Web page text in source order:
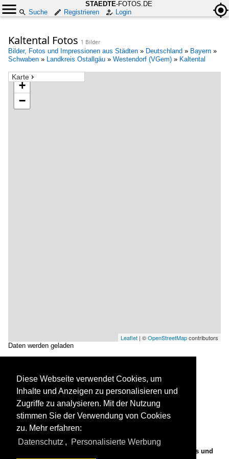
STAEDTE-FOTOS.DE
Suche
Registrieren Login
Kaltental Fotos 1 Bilder
Bilder, Fotos und Impressionen aus Städten » Deutschland » Bayern »
Schwaben » Landkreis Ostallgäu » Westendorf (VGem) » Kaltental
Karte
+
−
Leaflet | ©OpenStreetMapcontributors
Daten werden geladen
Frankenhofen, Pfarrkirche St. Lorenz und Agatha, Langhaus und
Diese Webseite verwendet Cookies, um
Inhalte und Anzeigen zu personalisieren und
Zugriffe zu analysieren. Mit der Nutzung
stimmen Sie der Verwendung von Cookies
zu. Mehr erfahren:
Datenschutz , Personalisierte Werbung